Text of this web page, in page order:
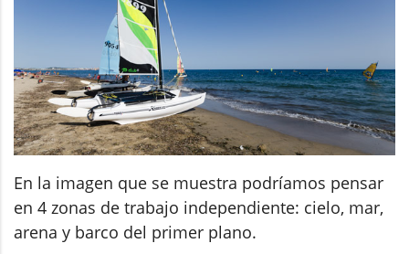
En la imagen que se muestra podríamos pensar
en 4 zonas de trabajo independiente: cielo, mar,
arena y barco del primer plano.